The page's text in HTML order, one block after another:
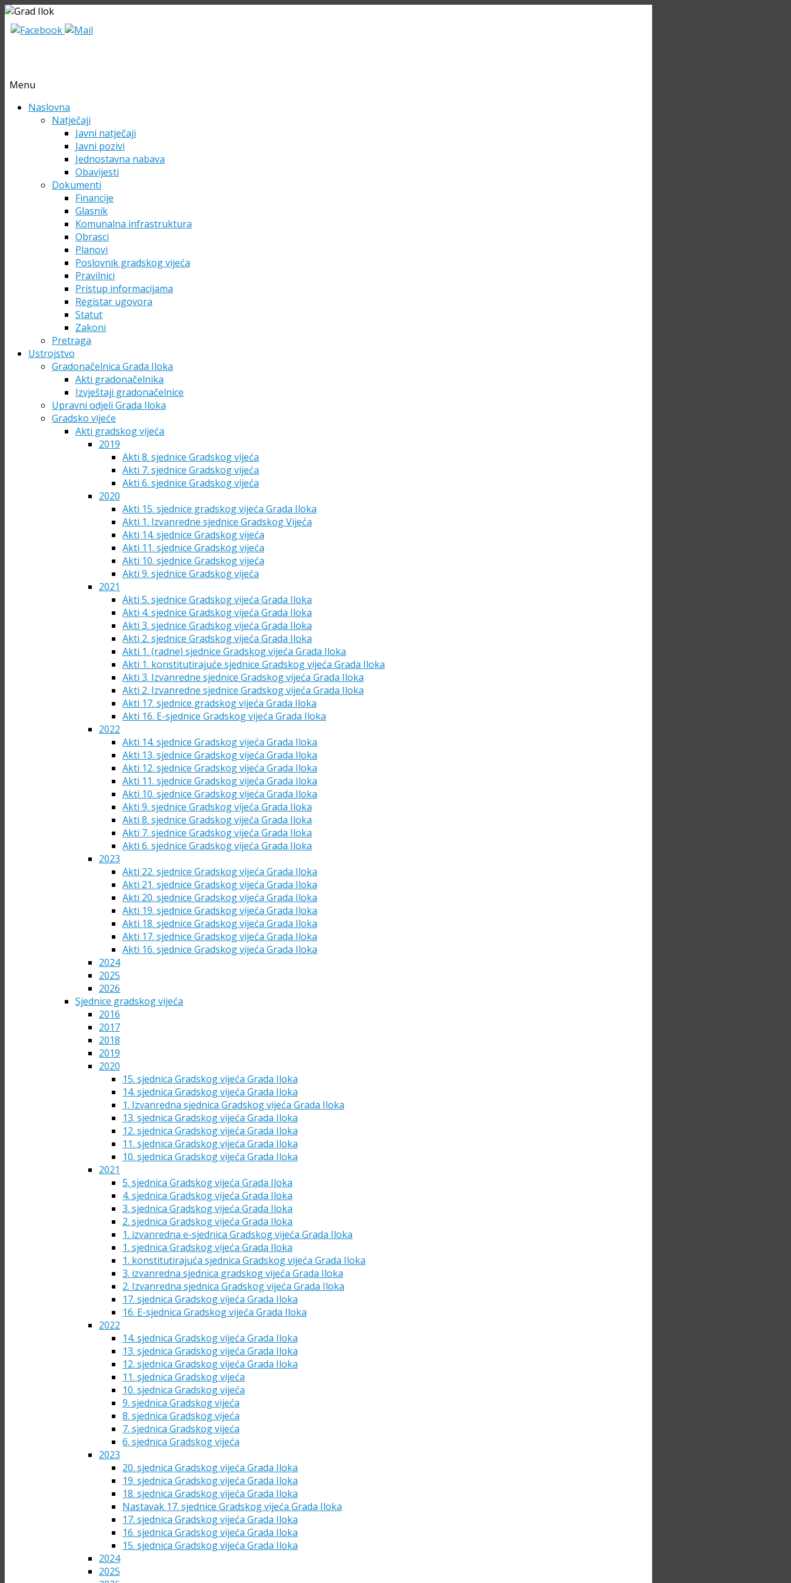
Menu
Skip Naslovna
Natječaji
Javni natječaji
Javni pozivi
Jednostavna nabava
Obavijesti
Dokumenti
Financije
Glasnik
Komunalna infrastruktura
Obrasci
Planovi
Poslovnik gradskog vijeća
Pravilnici
Pristup informacijama
Registar ugovora
Statut
Zakoni
Pretraga
Ustrojstvo
Gradonačelnica Grada Iloka
Akti gradonačelnika
Izvještaji gradonačelnice
Upravni odjeli Grada Iloka
Gradsko vijeće
Akti gradskog vijeća
2019
Akti 8. sjednice Gradskog vijeća
Akti 7. sjednice Gradskog vijeća
Akti 6. sjednice Gradskog vijeća
2020
Akti 15. sjednice gradskog vijeća Grada Iloka
Akti 1. Izvanredne sjednice Gradskog Vijeća
Akti 14. sjednice Gradskog vijeća
Akti 11. sjednice Gradskog vijeća
Akti 10. sjednice Gradskog vijeća
Akti 9. sjednice Gradskog vijeća
2021
Akti 5. sjednice Gradskog vijeća Grada Iloka
Akti 4. sjednice Gradskog vijeća Grada Iloka
Akti 3. sjednice Gradskog vijeća Grada Iloka
Akti 2. sjednice Gradskog vijeća Grada Iloka
Akti 1. (radne) sjednice Gradskog vijeća Grada Iloka
Akti 1. konstitutirajuće sjednice Gradskog vijeća Grada Iloka
Akti 3. Izvanredne sjednice Gradskog vijeća Grada Iloka
Akti 2. Izvanredne sjednice Gradskog vijeća Grada Iloka
Akti 17. sjednice gradskog vijeća Grada Iloka
Akti 16. E-sjednice Gradskog vijeća Grada Iloka
2022
Akti 14. sjednice Gradskog vijeća Grada Iloka
Akti 13. sjednice Gradskog vijeća Grada Iloka
Akti 12. sjednice Gradskog vijeća Grada Iloka
Akti 11. sjednice Gradskog vijeća Grada Iloka
Akti 10. sjednice Gradskog vijeća Grada Iloka
Akti 9. sjednice Gradskog vijeća Grada Iloka
Akti 8. sjednice Gradskog vijeća Grada Iloka
Akti 7. sjednice Gradskog vijeća Grada Iloka
Akti 6. sjednice Gradskog vijeća Grada Iloka
2023
Akti 22. sjednice Gradskog vijeća Grada Iloka
Akti 21. sjednice Gradskog vijeća Grada Iloka
Akti 20. sjednice Gradskog vijeća Grada Iloka
Akti 19. sjednice Gradskog vijeća Grada Iloka
Akti 18. sjednice Gradskog vijeća Grada Iloka
Akti 17. sjednice Gradskog vijeća Grada Iloka
Akti 16. sjednice Gradskog vijeća Grada Iloka
2024
2025
2026
Sjednice gradskog vijeća
2016
2017
2018
2019
2020
15. sjednica Gradskog vijeća Grada Iloka
14. sjednica Gradskog vijeća Grada Iloka
1. Izvanredna sjednica Gradskog vijeća Grada Iloka
13. sjednica Gradskog vijeća Grada Iloka
12. sjednica Gradskog vijeća Grada Iloka
11. sjednica Gradskog vijeća Grada Iloka
10. sjednica Gradskog vijeća Grada Iloka
2021
5. sjednica Gradskog vijeća Grada Iloka
4. sjednica Gradskog vijeća Grada Iloka
3. sjednica Gradskog vijeća Grada Iloka
2. sjednica Gradskog vijeća Grada Iloka
1. izvanredna e-sjednica Gradskog vijeća Grada Iloka
1. sjednica Gradskog vijeća Grada Iloka
1. konstitutirajuća sjednica Gradskog vijeća Grada Iloka
3. izvanredna sjednica gradskog vijeća Grada Iloka
2. Izvanredna sjednica Gradskog vijeća Grada Iloka
17. sjednica Gradskog vijeća Grada Iloka
16. E-sjednica Gradskog vijeća Grada Iloka
2022
14. sjednica Gradskog vijeća Grada Iloka
13. sjednica Gradskog vijeća Grada Iloka
12. sjednica Gradskog vijeća Grada Iloka
11. sjednica Gradskog vijeća
10. sjednica Gradskog vijeća
9. sjednica Gradskog vijeća
8. sjednica Gradskog vijeća
7. sjednica Gradskog vijeća
6. sjednica Gradskog vijeća
2023
20. sjednica Gradskog vijeća Grada Iloka
19. sjednica Gradskog vijeća Grada Iloka
18. sjednica Gradskog vijeća Grada Iloka
Nastavak 17. sjednice Gradskog vijeća Grada Iloka
17. sjednica Gradskog vijeća Grada Iloka
16. sjednica Gradskog vijeća Grada Iloka
15. sjednica Gradskog vijeća Grada Iloka
2024
2025